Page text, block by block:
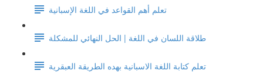
تعلم أهم القواعد في اللغة الإسبانية
طلاقة اللسان في اللغة | الحل النهائي للمشكلة
تعلم كتابة اللغة الاسبانية بهده الطريقة العبقرية